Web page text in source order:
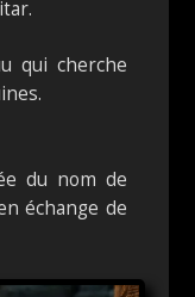
qui cherche
du nom de
échange de